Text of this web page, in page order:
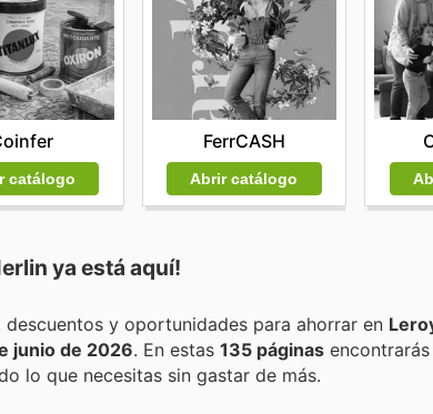
catálogo
FerrCASH
Abrir catálogo
ya está aquí!
Encuentra las mejores promociones, descuentos y oportunidades para ahorrar en
junio de 2026 . En estas 135 páginas
lo que necesitas sin gastar de más.